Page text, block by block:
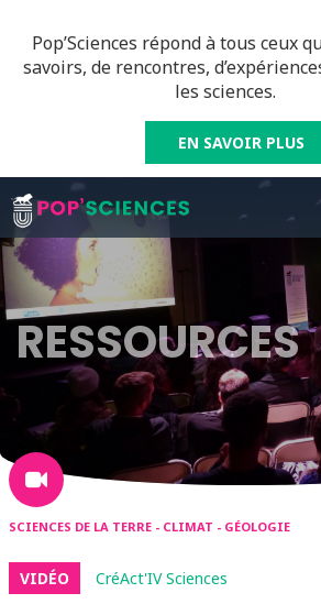
Pop’Sciences répond à tous ceux
savoirs, de rencontres,
les sciences.
EN SAVOIR PLUS
RESSOURCES
SCIENCES DE LA TERRE - CLIMAT - GÉOLOGIE
VIDÉO CréAct'IV Sciences